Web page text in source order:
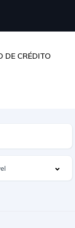
DE CRÉDITO